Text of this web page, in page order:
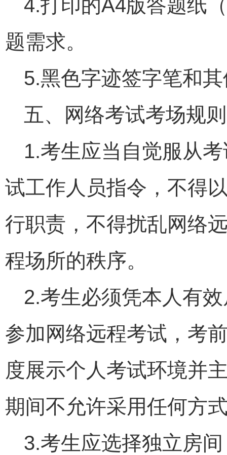
4.打印的A4版答题纸
题需求。
5.黑色字迹签字笔和
五、网络考试考场规则
1.考生应当自觉服从
试工作人员指令，不得
行职责，不得扰乱网络
程场所的秩序。
2.考生必须凭本人有
参加网络远程考试，考
度展示个人考试环境并
期间不允许采用任何方
3.考生应选择独立房